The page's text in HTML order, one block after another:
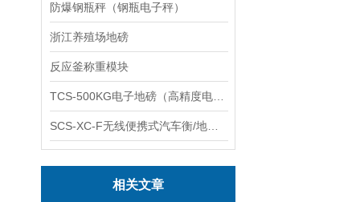
防爆钢瓶秤（钢瓶电子秤）
浙江养殖场地磅
反应釜称重模块
相关文章